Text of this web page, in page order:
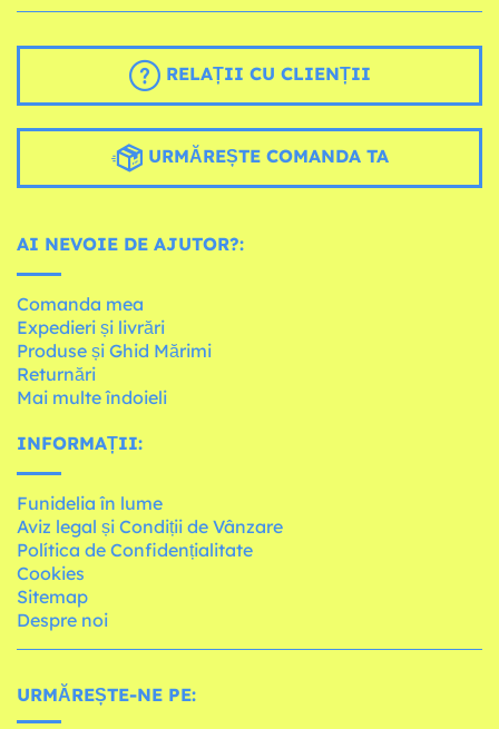
RELAȚII CU CLIENȚII
URMĂREȘTE COMANDA TA
AI NEVOIE DE AJUTOR?:
Comanda mea
Expedieri și livrări
Produse și Ghid Mărimi
Returnări
Mai multe îndoieli
INFORMAȚII:
Funidelia în lume
Aviz legal și Condiții de Vânzare
Política de Confidențialitate
Cookies
Sitemap
Despre noi
URMĂREȘTE-NE PE: